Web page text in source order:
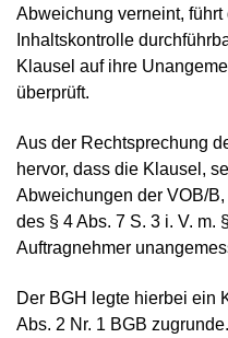
Abweichung verneint,
Inhaltskontrolle
Klausel auf ihre
überprüft.
Aus der Rechtsprechung
hervor, dass die Klausel,
Abweichungen der VOB/
des § 4 Abs. 7 S. 3 i. V. m.
Auftragnehmer
Der BGH legte hierbei ein
Abs. 2 Nr. 1 BGB zugrunde.